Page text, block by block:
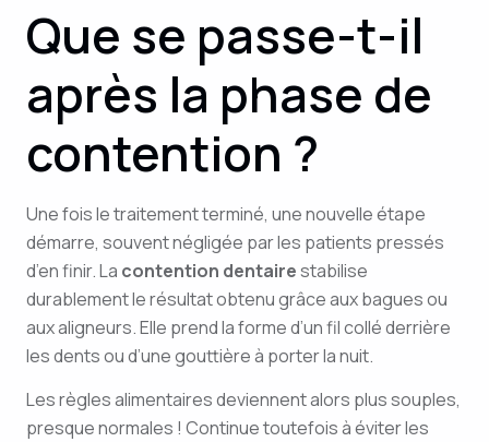
Que se passe-t-il
après la phase de
contention ?
Une fois le traitement terminé, une nouvelle étape
démarre, souvent négligée par les patients pressés
d’en finir. La contention dentairestabilise
durablement le résultat obtenu grâce aux bagues ou
aux aligneurs. Elle prend la forme d’un fil collé derrière
les dents ou d’une gouttière à porter la nuit.
Les règles alimentaires deviennent alors plus souples,
presque normales ! Continue toutefois à éviter les